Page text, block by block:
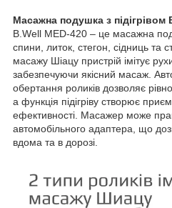
Масажна подушка з підігрівом
B.Well MED-420 – це масажна
спини, литок, стегон, сідниць та
масажу Шіацу пристрій імітує
забезпечуючи якісний масаж.
обертання роликів дозволяє
а функція підігріву створює
ефективності. Масажер може
автомобільного адаптера, що
вдома та в дорозі.